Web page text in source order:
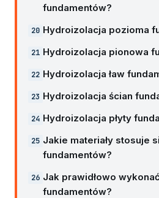
fundamentów?
Hydroizolacja pozioma
Hydroizolacja pionowa
Hydroizolacja ław
Hydroizolacja ścian
Hydroizolacja płyty
Jakie materiały stosuje
fundamentów?
Jak prawidłowo
fundamentów?